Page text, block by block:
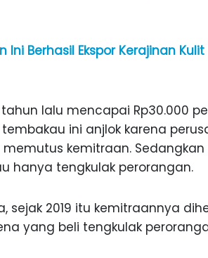
Berhasil Ekspor Kerajinan
lalu mencapai Rp30.000
ini anjlok karena
kemitraan.
hanya tengkulak perorangan.
sejak 2019 itu kemitraannya
yang beli tengkulak